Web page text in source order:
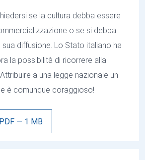
se la cultura debba essere
o se si debba
sua diffusione. Lo Stato italiano ha
la possibilità di ricorrere alla
a una legge nazionale un
è comunque coraggioso!
— 1 MB